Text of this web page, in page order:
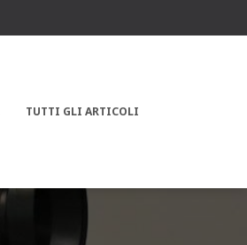
TUTTI GLI ARTICOLI